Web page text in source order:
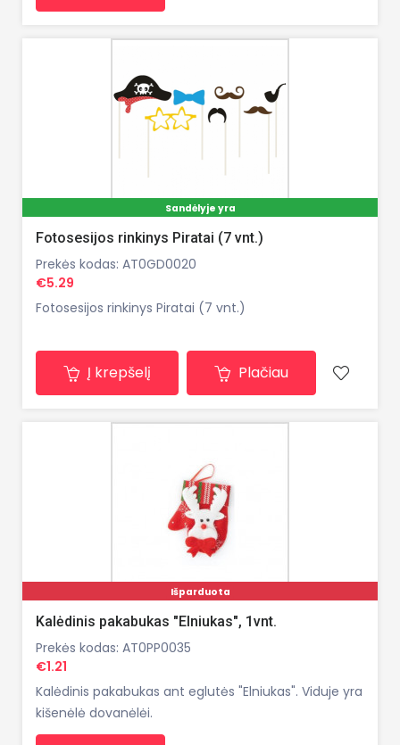
Sandėlyje yra
Fotosesijos rinkinys Piratai (7 vnt.)
Prekės kodas: AT0GD0020
€5.29
Fotosesijos rinkinys Piratai (7 vnt.)
Į krepšelį Plačiau
Išparduota
Kalėdinis pakabukas "Elniukas", 1vnt.
Prekės kodas: AT0PP0035
€1.21
Kalėdinis pakabukas ant eglutės "Elniukas". Viduje yra
kišenėlė dovanėlėi.